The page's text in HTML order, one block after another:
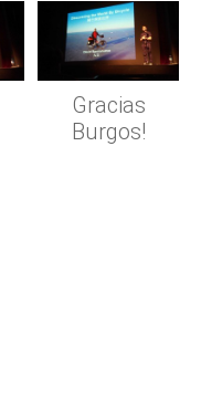
Gracias
Burgos!